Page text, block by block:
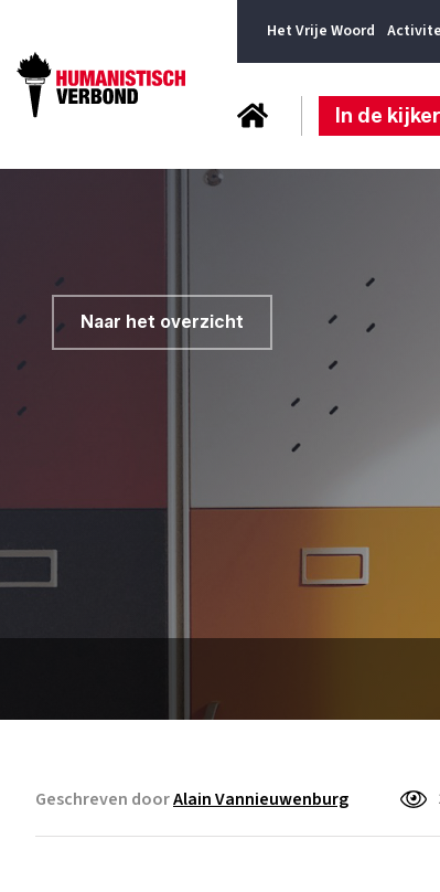
Het Vrije Woord
In de kijker
Naar het overzicht
Geschreven doorAlain Vannieuwenburg